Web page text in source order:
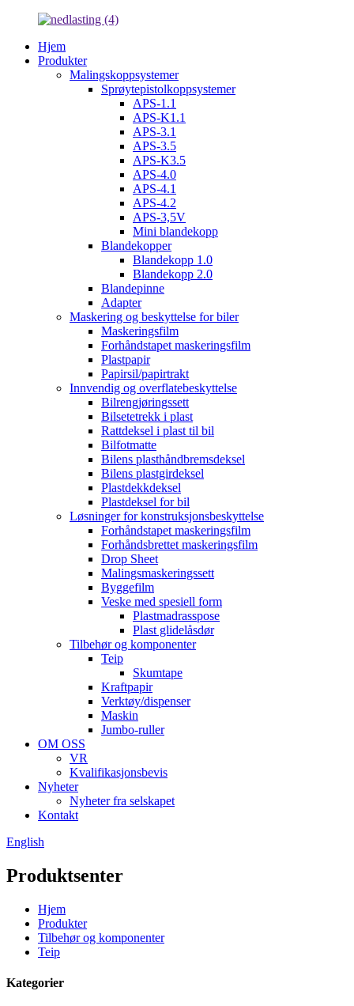
Hjem
Produkter
Malingskoppsystemer
Sprøytepistolkoppsystemer
APS-1.1
APS-K1.1
APS-3.1
APS-3.5
APS-K3.5
APS-4.0
APS-4.1
APS-4.2
APS-3,5V
Mini blandekopp
Blandekopper
Blandekopp 1.0
Blandekopp 2.0
Blandepinne
Adapter
Maskering og beskyttelse for biler
Maskeringsfilm
Forhåndstapet maskeringsfilm
Plastpapir
Papirsil/papirtrakt
Innvendig og overflatebeskyttelse
Bilrengjøringssett
Bilsetetrekk i plast
Rattdeksel i plast til bil
Bilfotmatte
Bilens plasthåndbremsdeksel
Bilens plastgirdeksel
Plastdekkdeksel
Plastdeksel for bil
Løsninger for konstruksjonsbeskyttelse
Forhåndstapet maskeringsfilm
Forhåndsbrettet maskeringsfilm
Drop Sheet
Malingsmaskeringssett
Byggefilm
Veske med spesiell form
Plastmadrasspose
Plast glidelåsdør
Tilbehør og komponenter
Teip
Skumtape
Kraftpapir
Verktøy/dispenser
Maskin
Jumbo-ruller
OM OSS
VR
Kvalifikasjonsbevis
Nyheter
Nyheter fra selskapet
Kontakt
English
Produktsenter
Hjem
Produkter
Tilbehør og komponenter
Teip
Kategorier